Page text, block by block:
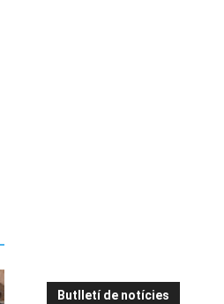
Butlletí de notícies